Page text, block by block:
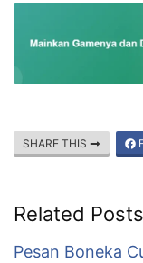
SHARE THIS
Related Posts
Pesan Boneka